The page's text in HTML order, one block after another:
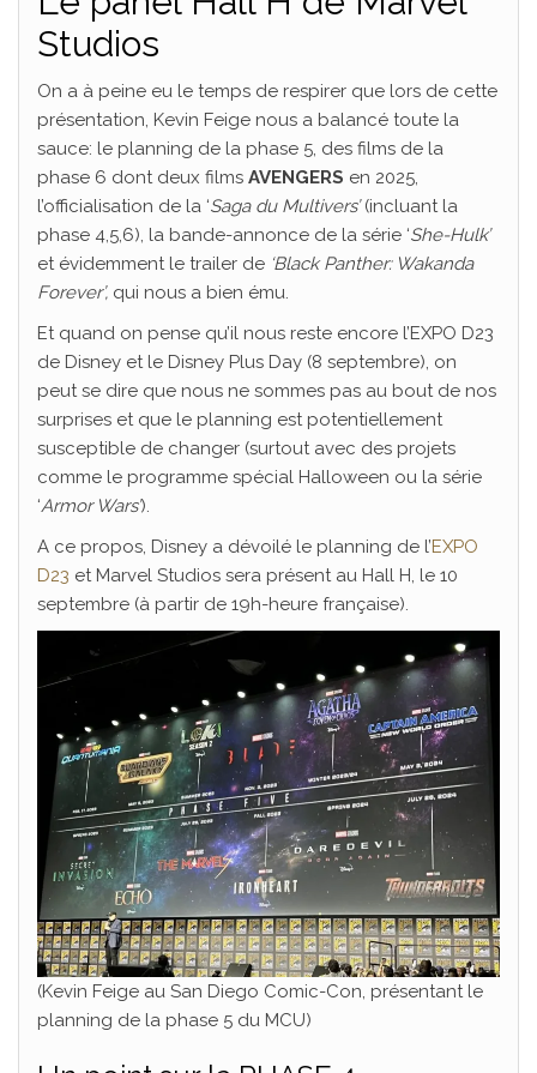
Studios
On a à peine eu le temps de respirer que lors de cette
présentation, Kevin Feige nous a balancé toute la
sauce: le planning de la phase 5, des films de la
phase 6 dont deux films AVENGERS en 2025,
l’officialisation de la ‘Saga du Multivers’(incluant la
phase 4,5,6), la bande-annonce de la série ‘She-Hulk’
et évidemment le trailer de ‘Black Panther: Wakanda
Forever’, qui nous a bien ému.
Et quand on pense qu’il nous reste encore l’EXPO D23
de Disney et le Disney Plus Day (8 septembre), on
peut se dire que nous ne sommes pas au bout de nos
surprises et que le planning est potentiellement
susceptible de changer (surtout avec des projets
comme le programme spécial Halloween ou la série
‘Armor Wars’).
A ce propos, Disney a dévoilé le planning de l’EXPO
D23 et Marvel Studios sera présent au Hall H, le 10
septembre (à partir de 19h-heure française).
(Kevin Feige au San Diego Comic-Con, présentant le
planning de la phase 5 du MCU)